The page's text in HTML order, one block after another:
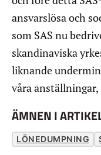
ansvarslösa och
som SAS nu
skandinaviska
liknande
våra
ÄMNEN I
LÖNEDUMPNING